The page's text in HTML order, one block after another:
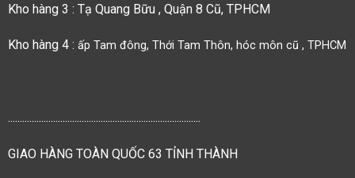
Kho hàng 3 : Tạ Quang Bữu , Quận 8 Cũ, TPHCM
Kho hàng 4 : ấp Tam đông, Thới Tam Thôn, hóc môn cũ , TPHCM
.................................................................................
GIAO HÀNG TOÀN QUỐC 63 TỈNH THÀNH